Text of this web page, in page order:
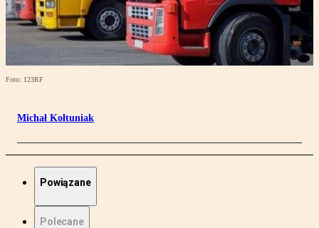
Foto: 123RF
Michał Kołtuniak
Powiązane
Polecane